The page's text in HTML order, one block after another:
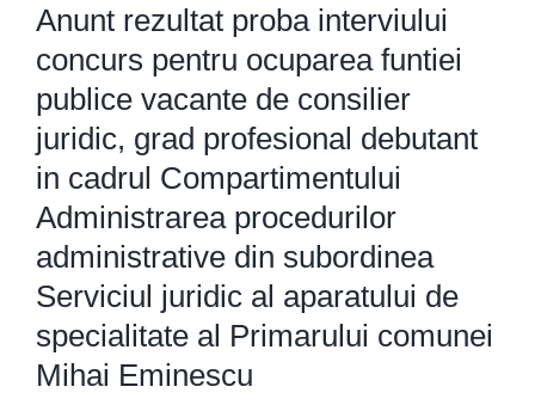
Anunt rezultat proba interviului
concurs pentru ocuparea funtiei
publice vacante de consilier
juridic, grad profesional debutant
in cadrul Compartimentului
Administrarea procedurilor
administrative din subordinea
Serviciul juridic al aparatului de
specialitate al Primarului comunei
Mihai Eminescu